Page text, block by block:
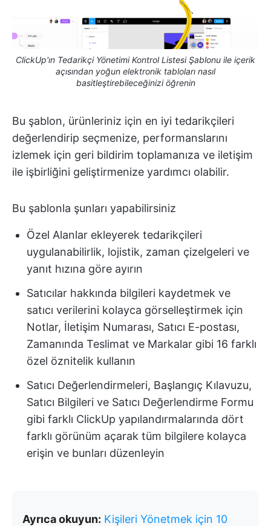
ClickUp'ın Tedarikçi Yönetimi Kontrol Listesi Şablonu ile içerik
açısından yoğun elektronik tabloları nasıl
basitleştirebileceğinizi öğrenin
Bu şablon, ürünleriniz için en iyi tedarikçileri
değerlendirip seçmenize, performanslarını
izlemek için geri bildirim toplamanıza ve iletişim
ile işbirliğini geliştirmenize yardımcı olabilir.
Bu şablonla şunları yapabilirsiniz
Özel Alanlar ekleyerek tedarikçileri
uygulanabilirlik, lojistik, zaman çizelgeleri ve
yanıt hızına göre ayırın
Satıcılar hakkında bilgileri kaydetmek ve
satıcı verilerini kolayca görselleştirmek için
Notlar, İletişim Numarası, Satıcı E-postası,
Zamanında Teslimat ve Markalar gibi 16 farklı
özel öznitelik kullanın
Satıcı Değerlendirmeleri, Başlangıç Kılavuzu,
Satıcı Bilgileri ve Satıcı Değerlendirme Formu
gibi farklı ClickUp yapılandırmalarında dört
farklı görünüm açarak tüm bilgilere kolayca
erişin ve bunları düzenleyin
Ayrıca okuyun: Kişileri Yönetmek için 10